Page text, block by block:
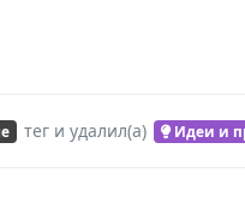
теги удалил(а) Идеи и